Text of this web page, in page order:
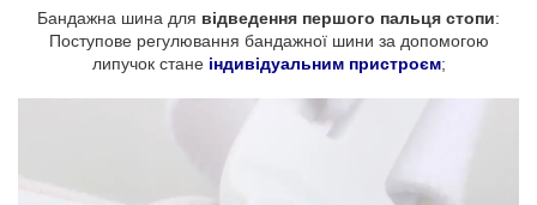
Бандажна шина для відведення першого пальця стопи:
Поступове регулювання бандажної шини за допомогою
липучок стане індивідуальним пристроєм;